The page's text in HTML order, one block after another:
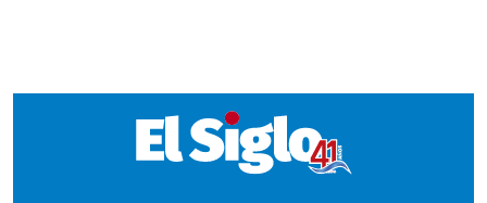
Suplementos